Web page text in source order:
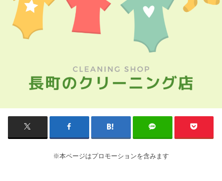
※本ページはプロモーションを含みます